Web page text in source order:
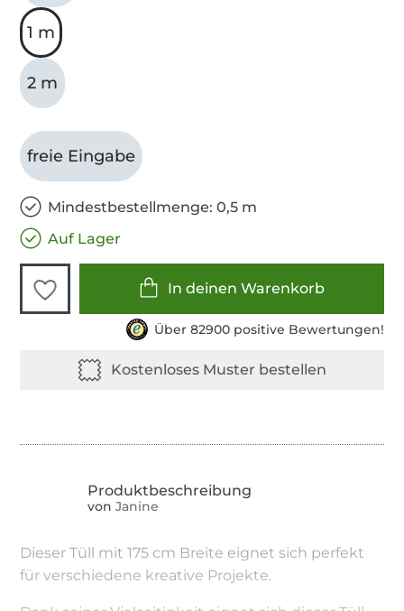
1 m
2 m
freie Eingabe
Mindestbestellmenge: 0,5 m
Auf Lager
In deinen Warenkorb
Über 82900 positive Bewertungen!
von Janine
Dieser Tüll mit 175 cm Breite eignet sich perfekt
für verschiedene kreative Projekte.